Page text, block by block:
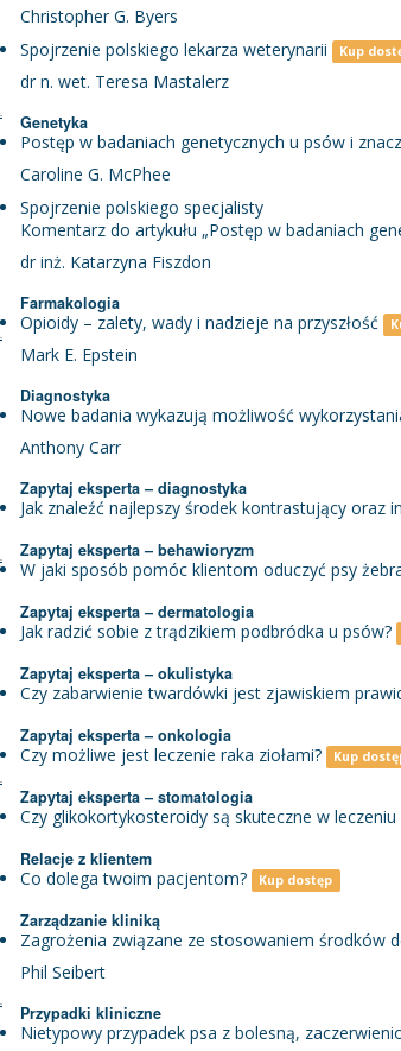
Christopher G. Byers
Spojrzenie polskiego lekarza weterynarii
Kup
dr n. wet. Teresa Mastalerz
Genetyka
Postęp w badaniach genetycznych u psów i
Caroline G. McPhee
Spojrzenie polskiego specjalisty
Komentarz do artykułu „Postęp w badaniach
dr inż. Katarzyna Fiszdon
Farmakologia
Opioidy – zalety, wady i nadzieje na przyszłość
Mark E. Epstein
Diagnostyka
Nowe badania wykazują możliwość
Anthony Carr
Zapytaj eksperta – diagnostyka
Jak znaleźć najlepszy środek kontrastujący oraz
Zapytaj eksperta – behawioryzm
W jaki sposób pomóc klientom oduczyć psy
Zapytaj eksperta – dermatologia
Jak radzić sobie z trądzikiem podbródka u psów?
Zapytaj eksperta – okulistyka
Czy zabarwienie twardówki jest zjawiskiem
Zapytaj eksperta – onkologia
Czy możliwe jest leczenie raka ziołami? Kup
Zapytaj eksperta – stomatologia
Czy glikokortykosteroidy są skuteczne w
Relacje z klientem
Co dolega twoim pacjentom? Kup dostęp
Zarządzanie kliniką
Zagrożenia związane ze stosowaniem środków
Phil Seibert
Przypadki kliniczne
Nietypowy przypadek psa z bolesną,